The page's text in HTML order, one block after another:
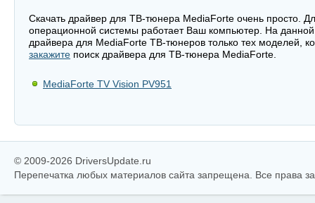
Скачать драйвер для ТВ-тюнера MediaForte очень просто.
операционной системы работает Ваш компьютер. На
драйвера для MediaForte ТВ-тюнеров только тех моделей,
закажите поиск драйвера для ТВ-тюнера MediaForte.
MediaForte TV Vision PV951
© 2009-2026 DriversUpdate.ru
Перепечатка любых материалов сайта запрещена. Все права